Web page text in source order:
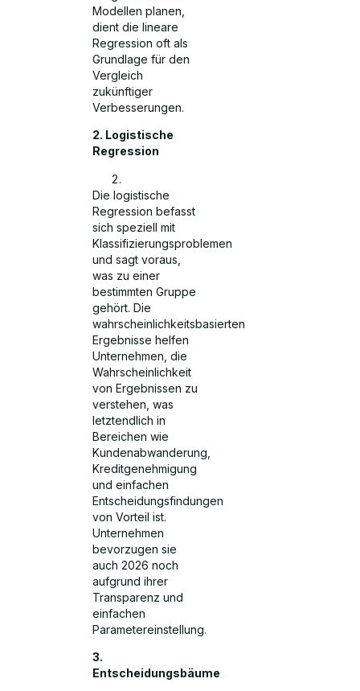
Modellen planen,
dient die lineare
Regression oft als
Grundlage für den
Vergleich
zukünftiger
Verbesserungen.
2. Logistische
Regression
Die logistische
Regression befasst
sich speziell mit
Klassifizierungsproblemen
und sagt voraus,
was zu einer
bestimmten Gruppe
gehört. Die
wahrscheinlichkeitsbasierten
Ergebnisse helfen
Unternehmen, die
Wahrscheinlichkeit
von Ergebnissen zu
verstehen, was
letztendlich in
Bereichen wie
Kundenabwanderung,
Kreditgenehmigung
und einfachen
Entscheidungsfindungen
von Vorteil ist.
Unternehmen
bevorzugen sie
auch 2026 noch
aufgrund ihrer
Transparenz und
einfachen
Parametereinstellung.
3.
Entscheidungsbäume